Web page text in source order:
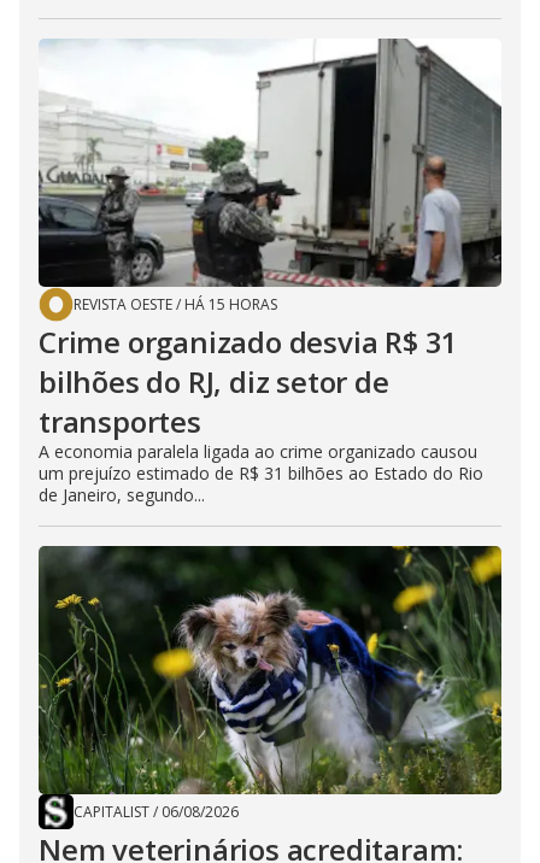
REVISTA OESTE/ HÁ 15 HORAS
Crime organizado desvia R$ 31
bilhões do RJ, diz setor de
transportes
A economia paralela ligada ao crime organizado causou
um prejuízo estimado de R$ 31 bilhões ao Estado do Rio
de Janeiro, segundo...
CAPITALIST/ 06/08/2026
Nem veterinários acreditaram: